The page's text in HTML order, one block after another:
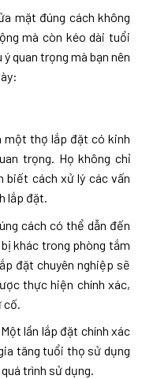
mặt đúng cách không
mà còn kéo dài tuổi
quan trọng mà bạn nên
một thợ lắp đặt có kinh
trọng. Họ không chỉ
biết cách xử lý các vấn
lắp đặt.
cách có thể dẫn đến
khác trong phòng tắm
đặt chuyên nghiệp sẽ
thực hiện chính xác,
lần lắp đặt chính xác
tăng tuổi thọ sử dụng
trình sử dụng.